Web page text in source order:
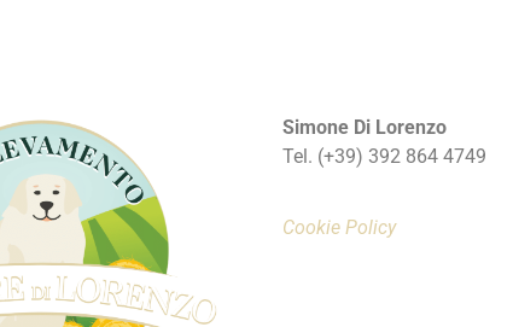
Simone Di Lorenzo
Tel. (+39) 392 864 4749
Cookie Policy